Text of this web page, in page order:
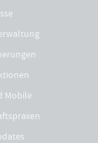
Mobile